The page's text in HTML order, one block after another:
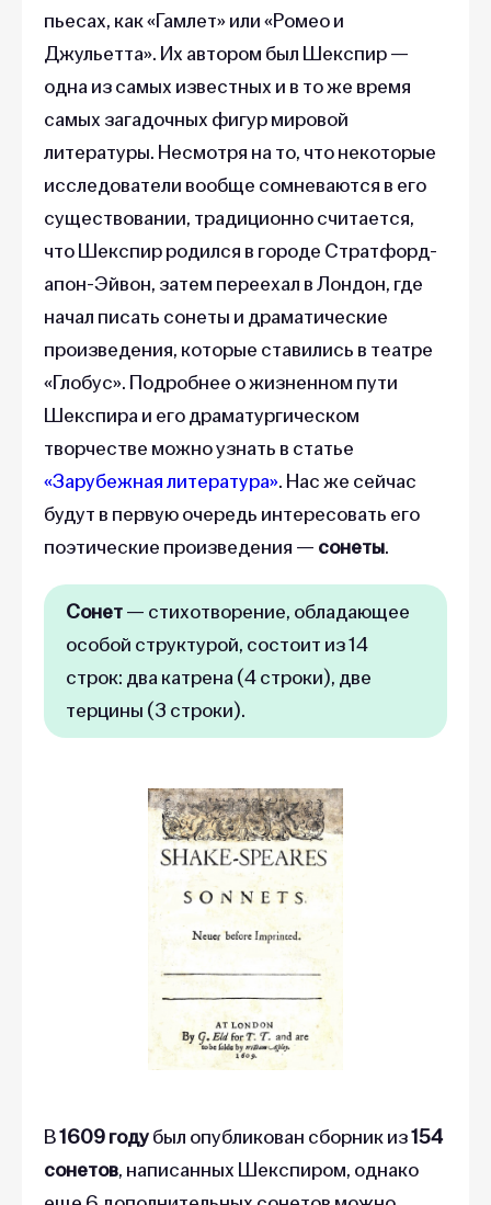
пьесах, как «‎Гамлет»‎ или «‎Ромео и
Джульетта»‎. Их автором был Шекспир —
одна из самых известных и в то же время
самых загадочных фигур мировой
литературы. Несмотря на то, что некоторые
исследователи вообще сомневаются в его
существовании, традиционно считается,
что Шекспир родился в городе Стратфорд-
апон-Эйвон, затем переехал в Лондон, где
начал писать сонеты и драматические
произведения, которые ставились в театре
«‎Глобус»‎. Подробнее о жизненном пути
Шекспира и его драматургическом
творчестве можно узнать в статье
«‎Зарубежная литература»‎. Нас же сейчас
будут в первую очередь интересовать его
поэтические произведения — сонеты.
Сонет— стихотворение, обладающее
особой структурой, состоит из 14
строк: два катрена (4 строки), две
терцины (3 строки).
В1609 годубыл опубликован сборник из154
сонетов, написанных Шекспиром, однако